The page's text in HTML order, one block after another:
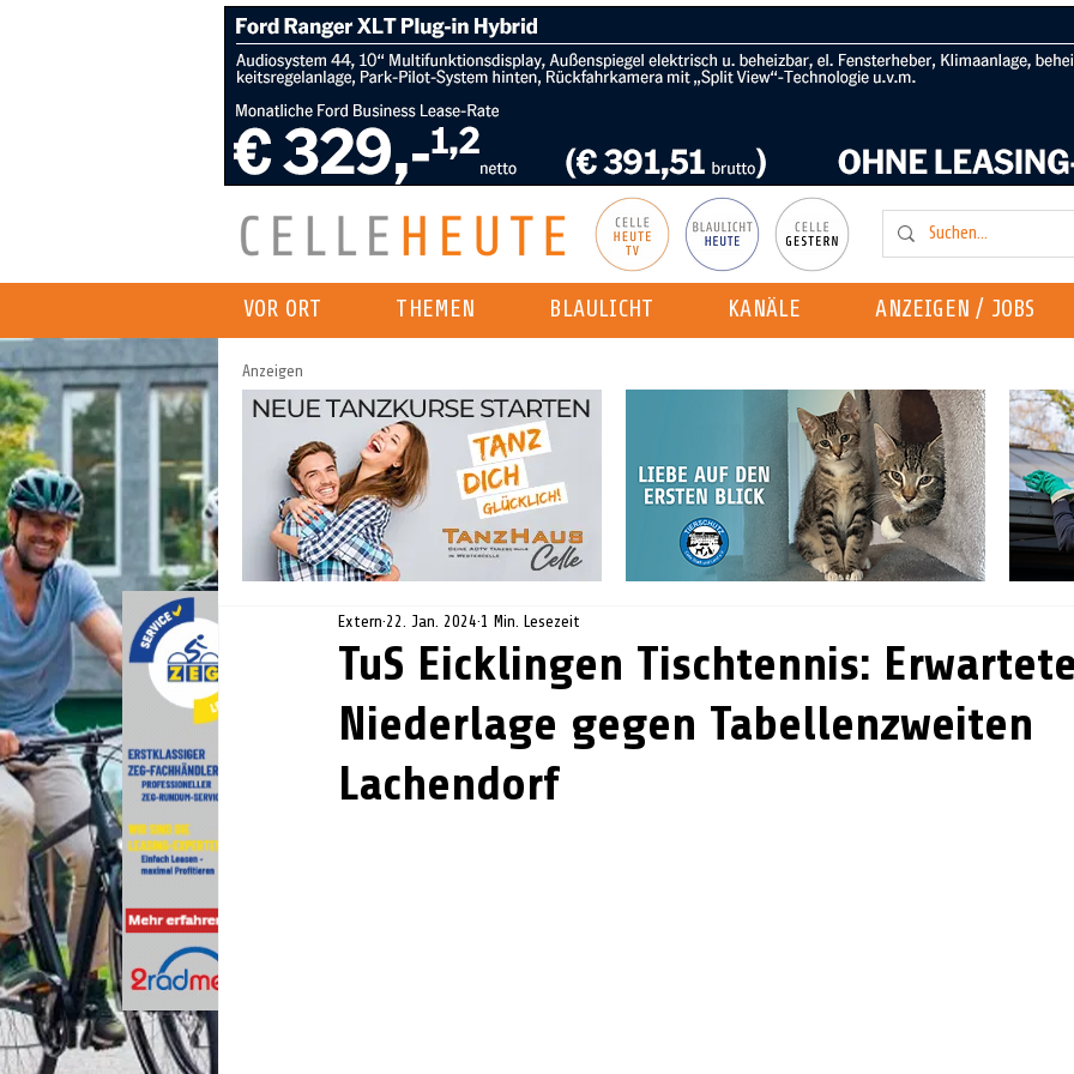
VOR ORT THEMEN BLAULICHT KANÄLE ANZEIGEN / JOBS
Anzeigen
TuS Eicklingen Tischtennis:
Niederlage gegen Tabellenzweiten
Lachendorf
Extern 22. Jan. 2024 1 Min. Lesezeit